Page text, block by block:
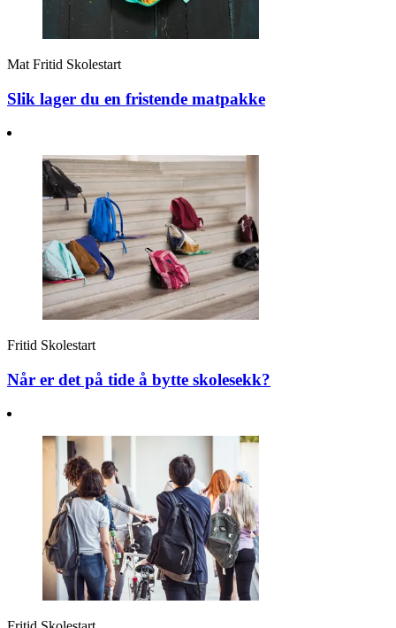
Mat Fritid Skolestart
Slik lager du en fristende matpakke
Fritid Skolestart
Når er det på tide å bytte skolesekk?